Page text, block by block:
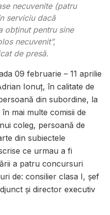
necuvenite (patru
serviciu dacă
obținut pentru sine
necuvenit”,
de presă.
09 februarie – 11 aprilie
Ionuț, în calitate de
din subordine, la
mai multe comisii de
coleg, persoană de
din subiectele
ce urmau a fi
a patru concursuri
de: consilier clasa I, șef
și director executiv